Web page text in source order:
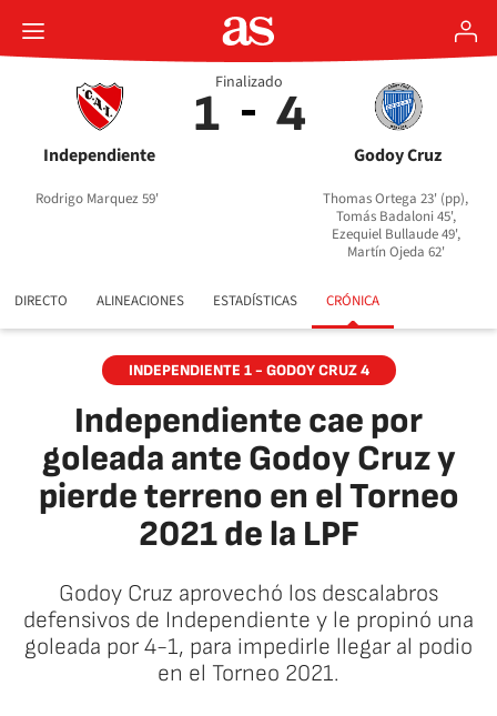
Independiente
1
Rodrigo Marquez 59'
Godoy Cruz
4
Thomas Ortega 23' (pp),
Tomás Badaloni 45',
Ezequiel Bullaude 49',
Martín Ojeda 62'
Finalizado
DIRECTO ALINEACIONES ESTADÍSTICAS CRÓNICA
INDEPENDIENTE 1 - GODOY CRUZ 4
Independiente cae por
goleada ante Godoy Cruz y
pierde terreno en el Torneo
2021 de la LPF
Godoy Cruz aprovechó los descalabros
defensivos de Independiente y le propinó una
goleada por 4-1, para impedirle llegar al podio
en el Torneo 2021.